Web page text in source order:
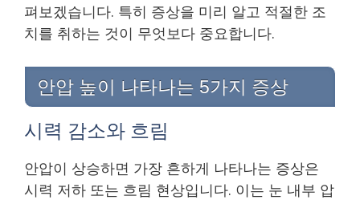
펴보겠습니다. 특히 증상을 미리 알고 적절한 조
치를 취하는 것이 무엇보다 중요합니다.
안압 높이 나타나는 5가지 증상
시력 감소와 흐림
안압이 상승하면 가장 흔하게 나타나는 증상은
시력 저하 또는 흐림 현상입니다. 이는 눈 내부 압